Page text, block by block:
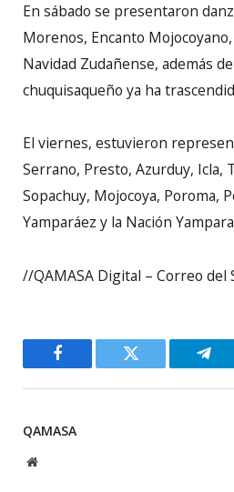
En sábado se presentaron
Morenos, Encanto
Navidad Zudañense, además
chuquisaqueño ya ha
El viernes, estuvieron
Serrano, Presto, Azurduy, Icla,
Sopachuy, Mojocoya, Poroma,
Yamparáez y la Nación
//QAMASA Digital – Correo del
Facebook Twitter
QAMASA
Website